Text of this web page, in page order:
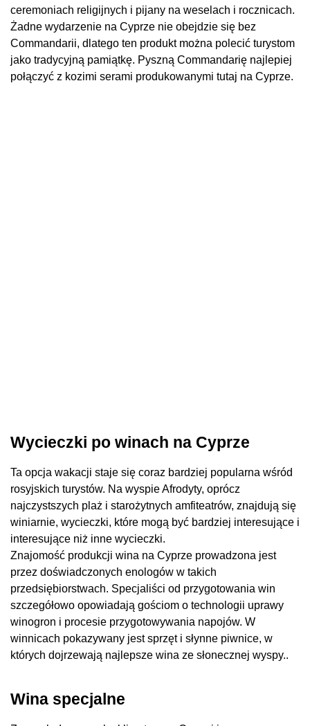
ceremoniach religijnych i pijany na weselach i rocznicach.
Żadne wydarzenie na Cyprze nie obejdzie się bez
Commandarii, dlatego ten produkt można polecić turystom
jako tradycyjną pamiątkę. Pyszną Commandarię najlepiej
połączyć z kozimi serami produkowanymi tutaj na Cyprze.
Wycieczki po winach na Cyprze
Ta opcja wakacji staje się coraz bardziej popularna wśród
rosyjskich turystów. Na wyspie Afrodyty, oprócz
najczystszych plaż i starożytnych amfiteatrów, znajdują się
winiarnie, wycieczki, które mogą być bardziej interesujące i
interesujące niż inne wycieczki.
Znajomość produkcji wina na Cyprze prowadzona jest
przez doświadczonych enologów w takich
przedsiębiorstwach. Specjaliści od przygotowania win
szczegółowo opowiadają gościom o technologii uprawy
winogron i procesie przygotowywania napojów. W
winnicach pokazywany jest sprzęt i słynne piwnice, w
których dojrzewają najlepsze wina ze słonecznej wyspy..
Wina specjalne